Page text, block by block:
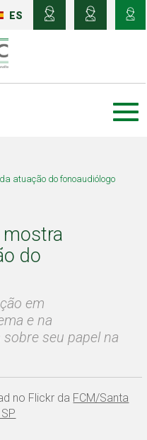
ES
atuação do fonoaudiólogo
do
em
e na
seu papel na
no Flickr da FCM/Santa